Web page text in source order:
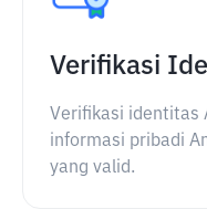
Verifikasi
Verifikasi identitas
informasi pribadi
yang valid.